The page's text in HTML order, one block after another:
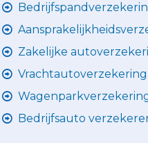
Zakelijke
Bedrijfsauto